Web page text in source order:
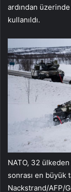
ardından
kullanıldı.
NATO, 32 ülkeden
sonrası en büyük
Nackstrand/AFP/